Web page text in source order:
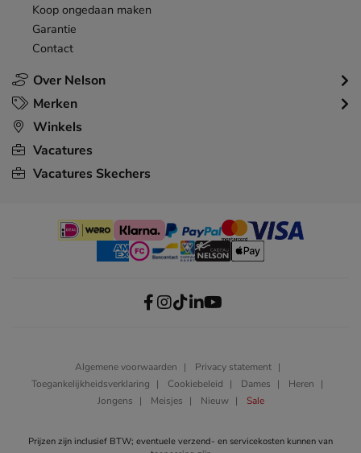
Over Nelson
Koop ongedaan maken
Garantie
Contact
Merken
Winkels
Vacatures
Vacatures Skechers
Algemene voorwaarden
Privacy statement
Toegankelijkheidsverklaring
Cookiebeleid Dames
Heren
Jongens
Meisjes Nieuw Sale
Prijzen zijn inclusief BTW; eventuele verzend- en servicekosten kunnen van